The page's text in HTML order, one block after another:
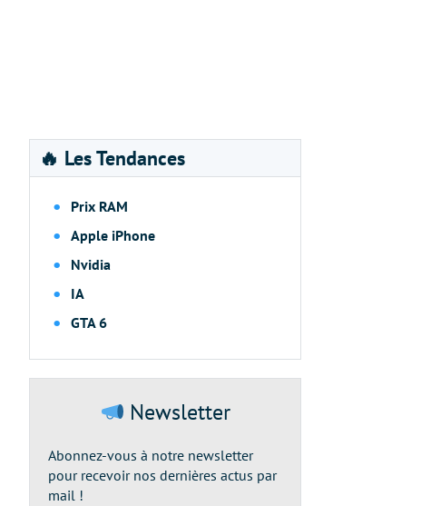
🔥 Les Tendances
Prix RAM
Apple iPhone
Nvidia
IA
GTA 6
Newsletter
Abonnez-vous à notre newsletter
pour recevoir nos dernières actus par
mail !